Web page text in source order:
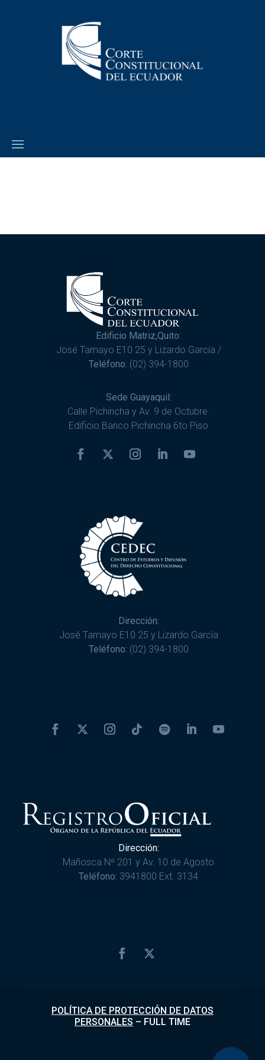
Edificio Matriz,Quito:
José Tamayo E10 25 y Lizardo García /
Teléfono: (02) 394-1800
Sede Guayaquil:
Calle Pichincha y Av. 9 de Octubre.
Edificio Banco Pichincha 6to Piso
Dirección:
José Tamayo E10 25 y Lizardo García
Teléfono: (02) 394-1800
Dirección:
Mañosca Nº 201 y Av. 10 de Agosto
Teléfono: 3941800 Ext. 3134
POLÍTICA DE PROTECCIÓN DE DATOS
PERSONALES – FULL TIME